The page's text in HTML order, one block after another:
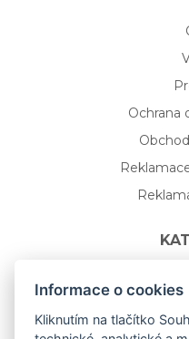
Ochrana
Informace o cookies
Kliknutím na tlačítko